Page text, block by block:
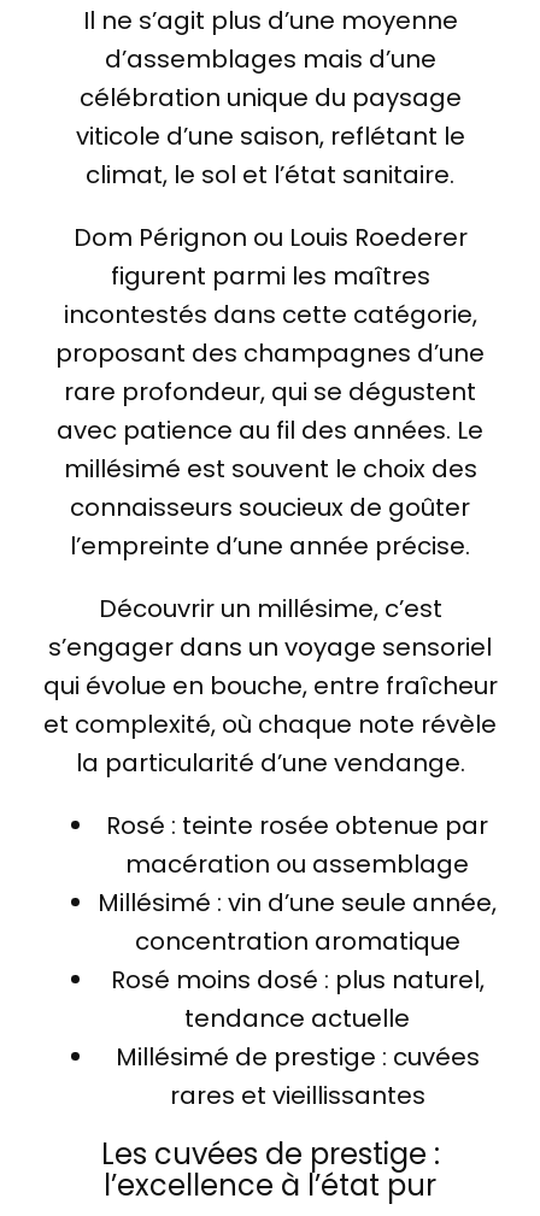
Il ne s’agit plus d’une moyenne
d’assemblages mais d’une
célébration unique du paysage
viticole d’une saison, reflétant le
climat, le sol et l’état sanitaire.
Dom Pérignon ou Louis Roederer
figurent parmi les maîtres
incontestés dans cette catégorie,
proposant des champagnes d’une
rare profondeur, qui se dégustent
avec patience au fil des années. Le
millésimé est souvent le choix des
connaisseurs soucieux de goûter
l’empreinte d’une année précise.
Découvrir un millésime, c’est
s’engager dans un voyage sensoriel
qui évolue en bouche, entre fraîcheur
et complexité, où chaque note révèle
la particularité d’une vendange.
Rosé : teinte rosée obtenue par
macération ou assemblage
Millésimé : vin d’une seule année,
concentration aromatique
Rosé moins dosé : plus naturel,
tendance actuelle
Millésimé de prestige : cuvées
rares et vieillissantes
Les cuvées de prestige :
l’excellence à l’état pur